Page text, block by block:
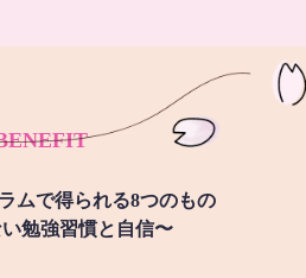
ムで得られる8つのもの
勉強習慣と自信〜